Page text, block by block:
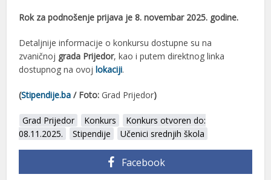
Rok za podnošenje prijava je 8. novembar 2025. godine.
Detaljnije informacije o konkursu dostupne su na
zvaničnoj grada Prijedor, kao i putem direktnog linka
dostupnog na ovojlokaciji.
(Stipendije.ba / Foto:Grad Prijedor)
Grad Prijedor Konkurs
Konkurs otvoren do:
08.11.2025.
Stipendije Učenici srednjih škola
Facebook